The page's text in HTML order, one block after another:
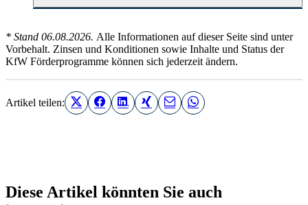
* Stand 06.08.2026. Alle Informationen auf dieser Seite sind unter
Vorbehalt. Zinsen und Konditionen sowie Inhalte und Status der
KfW Förderprogramme können sich jederzeit ändern.
Artikel teilen:
Diese Artikel könnten Sie auch